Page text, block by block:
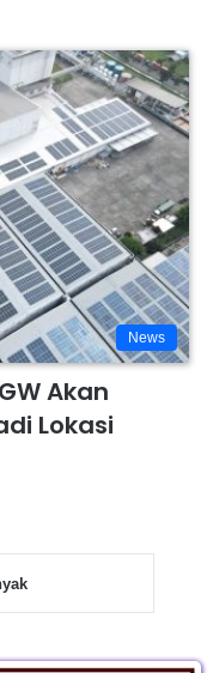
News
Akan
Lokasi